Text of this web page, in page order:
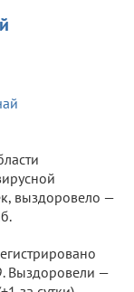
выздоровело —
Выздоровели —